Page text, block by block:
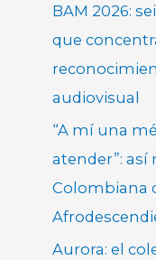
BAM 2026:
que
audiovisual
“A mí una
atender”: así
Colombiana
Aurora: el